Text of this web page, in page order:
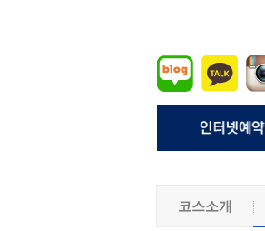
조인게시판
코스소개